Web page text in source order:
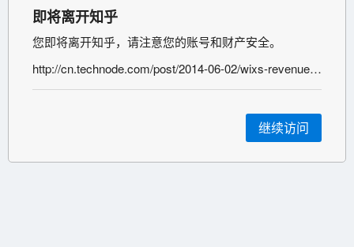
即将离开知乎
您即将离开知乎，请注意您的账号和财产安全。
http://cn.technode.com/post/2014-06-02/wixs-revenues-increase-over-q114-but-its-stock-price-cant-say-the-same/
继续访问